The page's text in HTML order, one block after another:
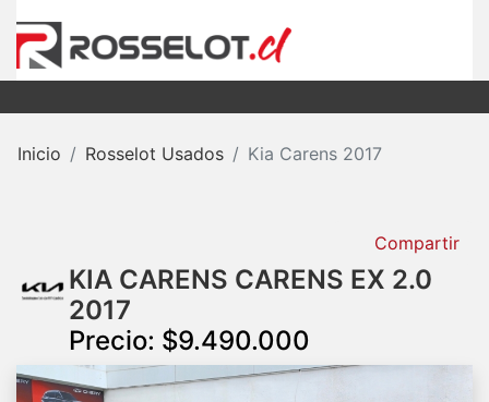
Inicio Rosselot Usados Kia Carens 2017
Compartir
KIA CARENS CARENS EX 2.0
2017
Precio: $9.490.000